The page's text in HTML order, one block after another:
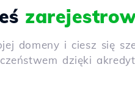
domeny i ciesz się
dzięki